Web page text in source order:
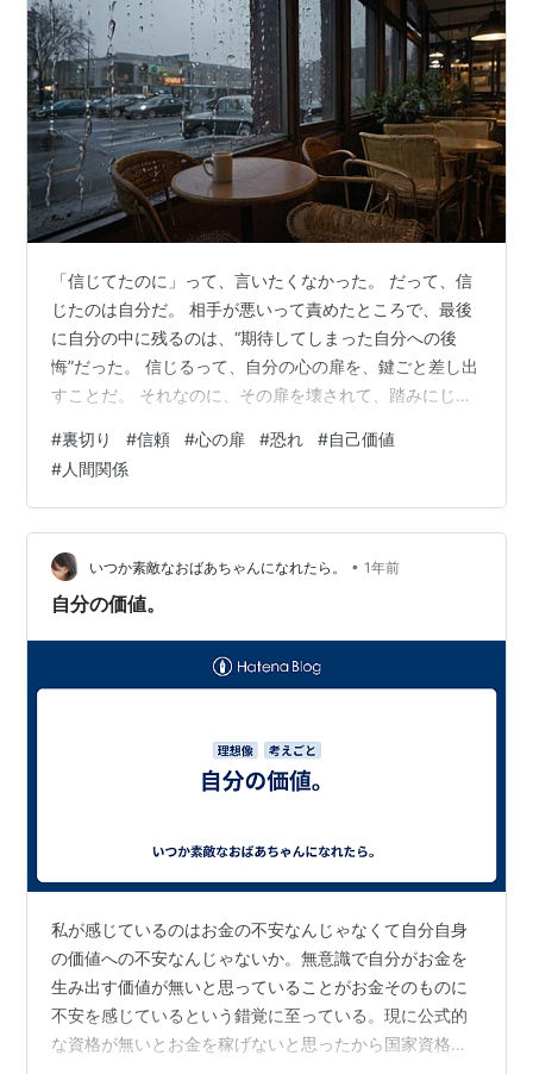
「信じてたのに」って、言いたくなかった。 だって、信
じたのは自分だ。 相手が悪いって責めたところで、最後
に自分の中に残るのは、“期待してしまった自分への後
悔”だった。 信じるって、自分の心の扉を、鍵ごと差し出
すことだ。 それなのに、その扉を壊されて、踏みにじら
る。 「人を信じなきゃよかった」 そんな言葉が頭をよぎ
ったのは、あのときが初めてだった。 一度、深く裏切ら
れると、 次からは自分を守るために、 人との間に“透明
な壁”を置くようになる。 笑うし、話すし、表面は取り繕
える。 でも、絶対に心の奥までは見せない。 「また同じ
ように裏切られるかもし…
#裏切り #信頼 #心の扉 #恐れ #自己価値
#人間関係
いつか素敵なおばあちゃんになれたら。 • 1年前
自分の価値。
私が感じているのはお金の不安なんじゃなくて自分自身
の価値への不安なんじゃないか。無意識で自分がお金を
生み出す価値が無いと思っていることがお金そのものに
不安を感じているという錯覚に至っている。現に公式的
な資格が無いとお金を稼げないと思ったから国家資格を